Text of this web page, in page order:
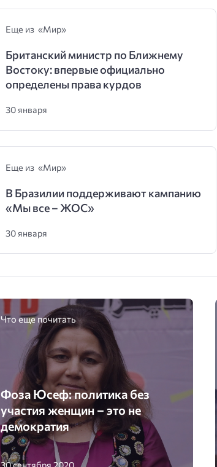
Еще из «Мир»
Британский министр по Ближнему
Востоку: впервые официально
определены права курдов
30 января
Еще из «Мир»
В Бразилии поддерживают кампанию
«Мы все – ЖОС»
30 января
Что еще почитать
Фоза Юсеф: политика без
участия женщин – это не
демократия
30 сентября 2020